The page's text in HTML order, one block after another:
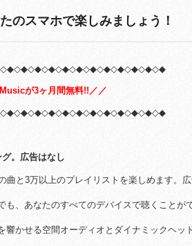
のスマホで楽しみましょう！
が3ヶ月間無料!!／／
。広告はなし
曲と3万以上のプレイリストを楽しめます。
も、あなたのすべてのデバイスで聴くことが
響かせる空間オーディオとダイナミックヘッ